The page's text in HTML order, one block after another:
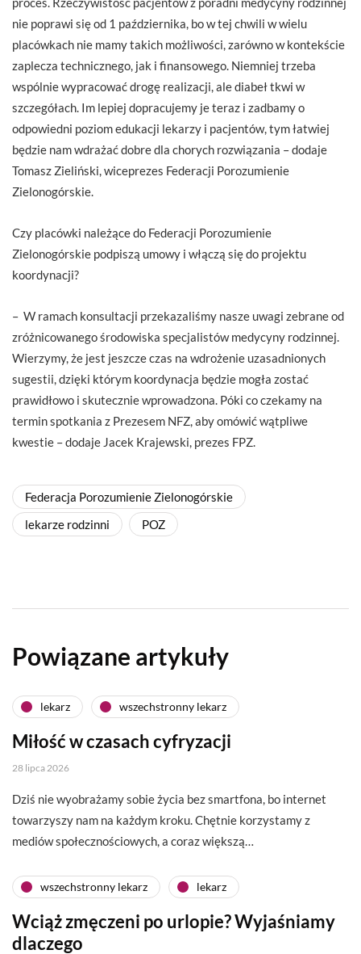
nie poprawi się od 1 października, bo w tej chwili w wielu
placówkach nie mamy takich możliwości, zarówno w kontekście
zaplecza technicznego, jak i finansowego. Niemniej trzeba
wspólnie wypracować drogę realizacji, ale diabeł tkwi w
szczegółach. Im lepiej dopracujemy je teraz i zadbamy o
odpowiedni poziom edukacji lekarzy i pacjentów, tym łatwiej
będzie nam wdrażać dobre dla chorych rozwiązania – dodaje
Tomasz Zieliński, wiceprezes Federacji Porozumienie
Zielonogórskie.
Czy placówki należące do Federacji Porozumienie
Zielonogórskie podpiszą umowy i włączą się do projektu
koordynacji?
– W ramach konsultacji przekazaliśmy nasze uwagi zebrane od
zróżnicowanego środowiska specjalistów medycyny rodzinnej.
Wierzymy, że jest jeszcze czas na wdrożenie uzasadnionych
sugestii, dzięki którym koordynacja będzie mogła zostać
prawidłowo i skutecznie wprowadzona. Póki co czekamy na
termin spotkania z Prezesem NFZ, aby omówić wątpliwe
kwestie – dodaje Jacek Krajewski, prezes FPZ.
Federacja Porozumienie Zielonogórskie
lekarze rodzinni
POZ
Powiązane artykuły
lekarz wszechstronny lekarz
Miłość w czasach cyfryzacji
28 lipca 2026
Dziś nie wyobrażamy sobie życia bez smartfona, bo internet
towarzyszy nam na każdym kroku. Chętnie korzystamy z
mediów społecznościowych, a coraz większą…
wszechstronny lekarz lekarz
Wciąż zmęczeni po urlopie? Wyjaśniamy
dlaczego